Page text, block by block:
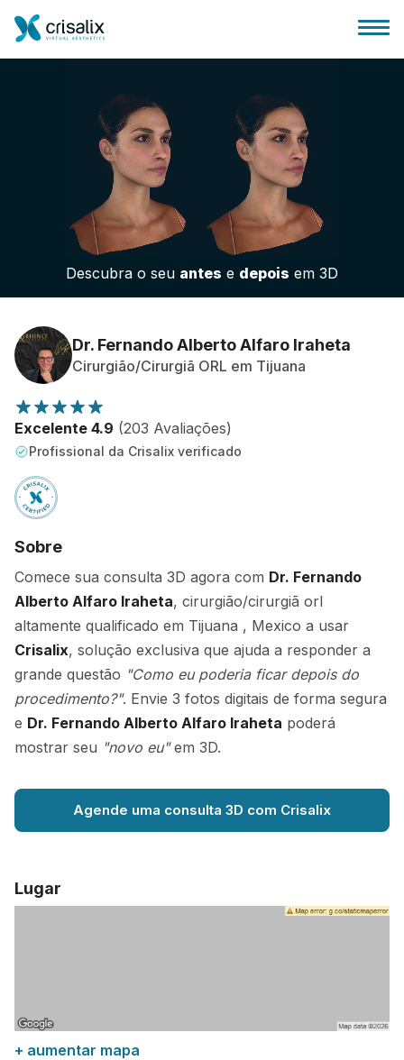
Página inicial para cirurgiões
Plataforma 3D de business
Planos
Avaliações dos pacientes
Descubra o seu antes e depois em 3D
Dr. Fernando Alberto Alfaro Iraheta
Cirurgião/Cirurgiã ORL em Tijuana
Excelente 4.9 (203 Avaliações)
Profissional da Crisalix verificado
Sobre
Comece sua consulta 3D agora com Dr. Fernando
Alberto Alfaro Iraheta, cirurgião/cirurgiã orl
altamente qualificado em Tijuana , Mexico a usar
Crisalix, solução exclusiva que ajuda a responder a
grande questão "Como eu poderia ficar depois do
procedimento?". Envie 3 fotos digitais de forma segura
e Dr. Fernando Alberto Alfaro Iraheta poderá
mostrar seu "novo eu"em 3D.
Agende uma consulta 3D com Crisalix
Lugar
+ aumentar mapa